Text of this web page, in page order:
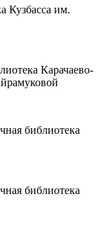
Кузбасса им.
Карачаево-
библиотека
библиотека